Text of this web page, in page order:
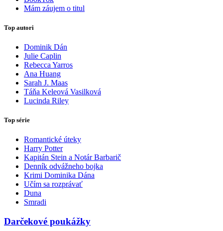
Mám záujem o titul
Top autori
Dominik Dán
Julie Caplin
Rebecca Yarros
Ana Huang
Sarah J. Maas
Táňa Keleová Vasilková
Lucinda Riley
Top série
Romantické úteky
Harry Potter
Kapitán Stein a Notár Barbarič
Denník odvážneho bojka
Krimi Dominika Dána
Učím sa rozprávať
Duna
Smradi
Darčekové poukážky